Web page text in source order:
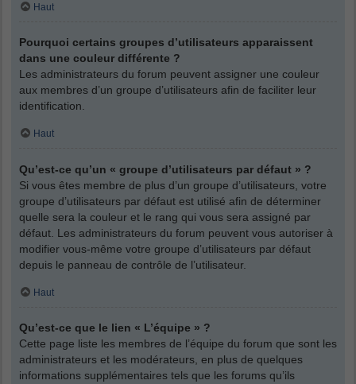
Haut
Pourquoi certains groupes d’utilisateurs apparaissent
dans une couleur différente ?
Les administrateurs du forum peuvent assigner une couleur
aux membres d’un groupe d’utilisateurs afin de faciliter leur
identification.
Haut
Qu’est-ce qu’un « groupe d’utilisateurs par défaut » ?
Si vous êtes membre de plus d’un groupe d’utilisateurs, votre
groupe d’utilisateurs par défaut est utilisé afin de déterminer
quelle sera la couleur et le rang qui vous sera assigné par
défaut. Les administrateurs du forum peuvent vous autoriser à
modifier vous-même votre groupe d’utilisateurs par défaut
depuis le panneau de contrôle de l’utilisateur.
Haut
Qu’est-ce que le lien « L’équipe » ?
Cette page liste les membres de l’équipe du forum que sont les
administrateurs et les modérateurs, en plus de quelques
informations supplémentaires tels que les forums qu’ils